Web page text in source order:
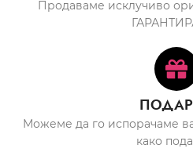
Продаваме исклучиво
Можеме да го испорачаме
како